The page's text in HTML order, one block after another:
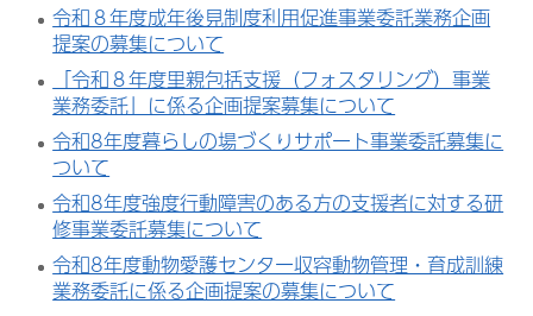
令和８年度成年後見制度利用促進事業委託業務企画
提案の募集について
「令和８年度里親包括支援（フォスタリング）事業
業務委託」に係る企画提案募集について
令和8年度暮らしの場づくりサポート事業委託募集に
ついて
令和8年度強度行動障害のある方の支援者に対する研
修事業委託募集について
令和8年度動物愛護センター収容動物管理・育成訓練
業務委託に係る企画提案の募集について